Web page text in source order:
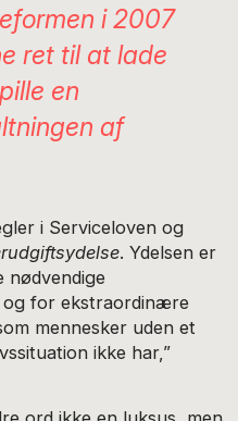
i 2007
ret til at lade
en
af
i Serviceloven og
. Ydelsen er
for ekstraordinære
mennesker uden et
ikke har,”